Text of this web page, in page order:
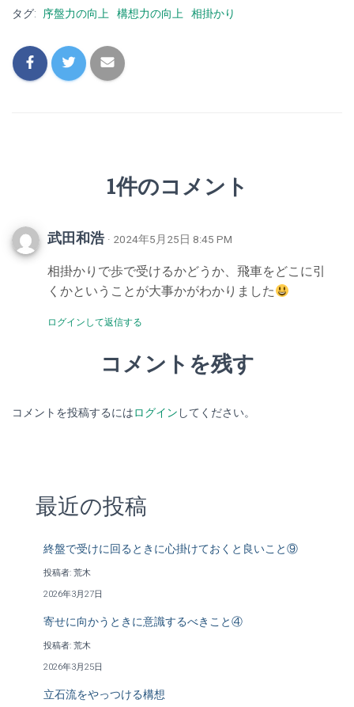
タグ: 序盤力の向上 構想力の向上 相掛かり
1件のコメント
武田和浩 · 2024年5月25日 8:45 PM
相掛かりで歩で受けるかどうか、飛車をどこに引
くかということが大事かがわかりました
ログインして返信する
コメントを残す
コメントを投稿するにはログイン してください。
最近の投稿
終盤で受けに回るときに心掛けておくと良いこと⑨
投稿者: 荒木
2026年3月27日
寄せに向かうときに意識するべきこと④
投稿者: 荒木
2026年3月25日
立石流をやっつける構想